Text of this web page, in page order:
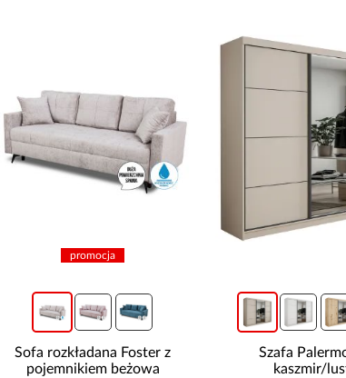
promocja
rozkładana Foster z
beżowa
Szafa Palermo 250
kaszmir/lustro